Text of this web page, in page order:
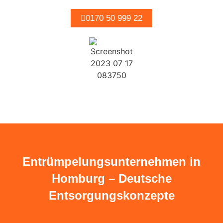
0170 50 999 22
Entrümpelungsunternehmen in
Homburg – Deutsche
Entsorgungskonzepte